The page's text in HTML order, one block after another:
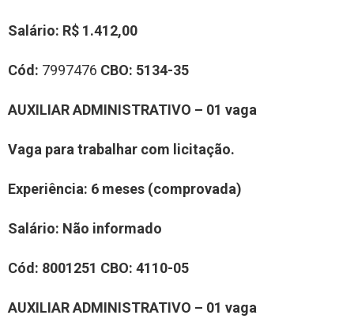
Salário: R$ 1.412,00
Cód: 7997476 CBO: 5134-35
AUXILIAR ADMINISTRATIVO – 01 vaga
Vaga para trabalhar com licitação.
Experiência: 6 meses (comprovada)
Salário: Não informado
Cód: 8001251 CBO: 4110-05
AUXILIAR ADMINISTRATIVO – 01 vaga